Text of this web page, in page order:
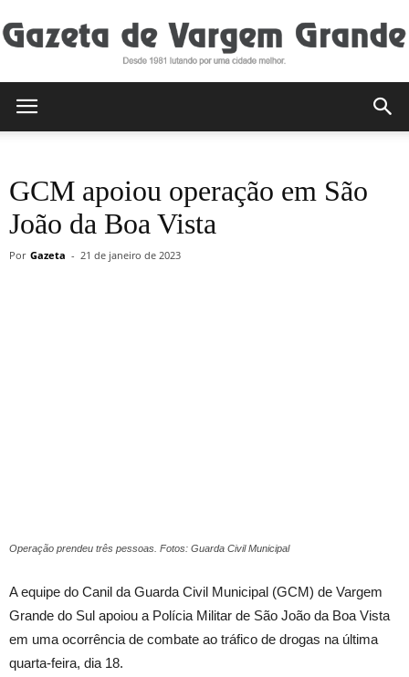
de
GCM apoiou operação em São
João da Boa Vista
Por Gazeta - 21 de janeiro de 2023
Operação prendeu três pessoas. Fotos: Guarda Civil Municipal
A equipe do Canil da Guarda Civil Municipal (GCM) de Vargem
Grande do Sul apoiou a Polícia Militar de São João da Boa Vista
em uma ocorrência de combate ao tráfico de drogas na última
quarta-feira, dia 18.